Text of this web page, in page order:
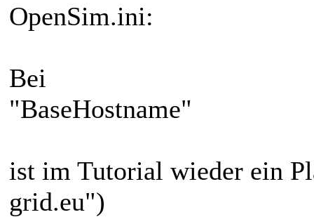
OpenSim.ini:
Bei
"BaseHostname"
ist im Tutorial wieder ein
grid.eu")